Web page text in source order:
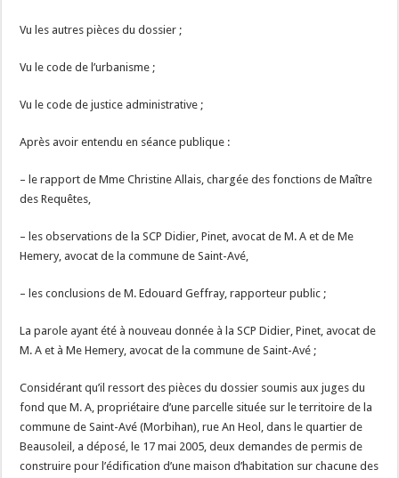
Vu les autres pièces du dossier ;
Vu le code de l’urbanisme ;
Vu le code de justice administrative ;
Après avoir entendu en séance publique :
– le rapport de Mme Christine Allais, chargée des fonctions de Maître
des Requêtes,
– les observations de la SCP Didier, Pinet, avocat de M. A et de Me
Hemery, avocat de la commune de Saint-Avé,
– les conclusions de M. Edouard Geffray, rapporteur public ;
La parole ayant été à nouveau donnée à la SCP Didier, Pinet, avocat de
M. A et à Me Hemery, avocat de la commune de Saint-Avé ;
Considérant qu’il ressort des pièces du dossier soumis aux juges du
fond que M. A, propriétaire d’une parcelle située sur le territoire de la
commune de Saint-Avé (Morbihan), rue An Heol, dans le quartier de
Beausoleil, a déposé, le 17 mai 2005, deux demandes de permis de
construire pour l’édification d’une maison d’habitation sur chacune des